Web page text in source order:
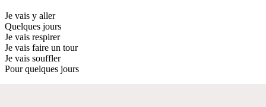
Je vais y aller
Quelques jours
Je vais respirer
Je vais faire un tour
Je vais souffler
Pour quelques jours